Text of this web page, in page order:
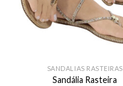
SANDALIAS RASTEIRAS
Sandália Rasteira